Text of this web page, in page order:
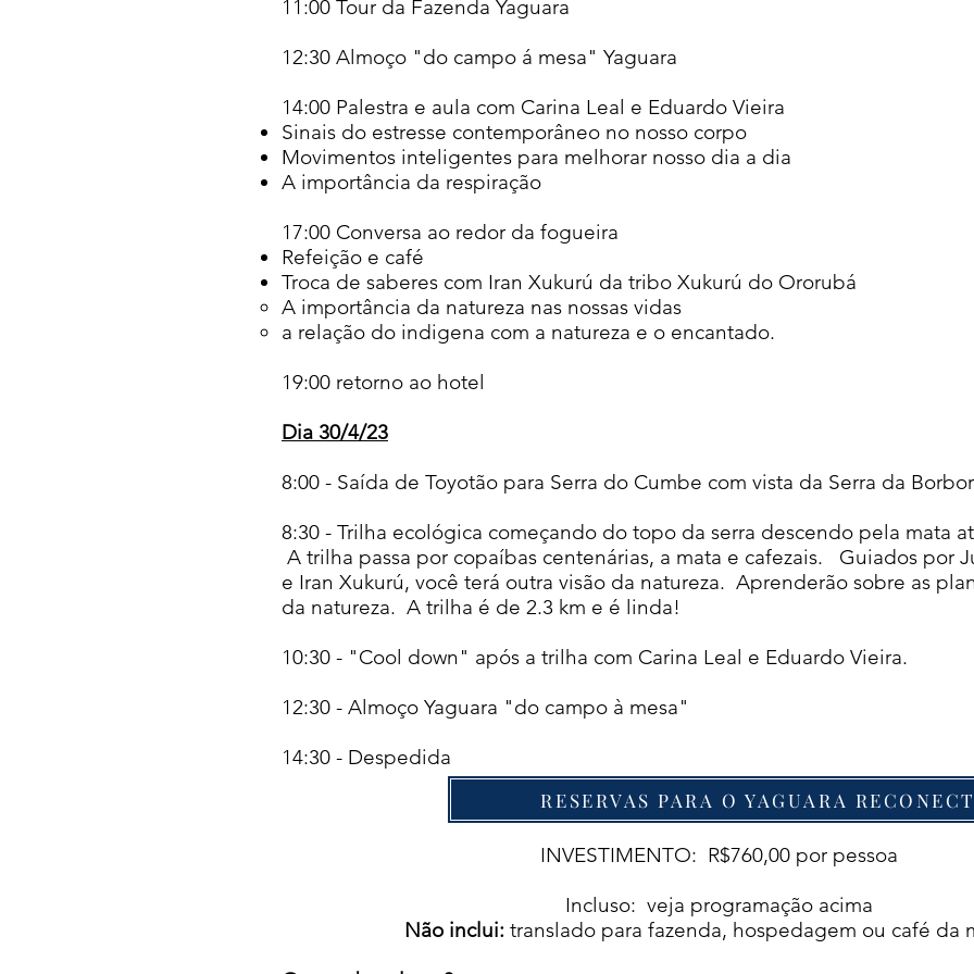
11:00 Tour da Fazenda Yaguara
12:30 Almoço "do campo á mesa" Yaguara
14:00 Palestra e aula com Carina Leal e Eduardo Vieira
Sinais do estresse contemporâneo no nosso corpo​
Movimentos inteligentes para melhorar nosso dia a dia
A importância da respiração
17:00 Conversa ao redor da fogueira
Refeição e café​
Troca de saberes com Iran Xukurú da tribo Xukurú do Ororubá
A importância da natureza nas nossas vidas​
a relação do indigena com a natureza e o encantado.
19:00 retorno ao hotel
Dia 30/4/23
8:00 - Saída de Toyotão para Serra do Cumbe com vista da Serra da
8:30 - Trilha ecológica começando do topo da serra descendo pela mata
A trilha passa por copaíbas centenárias, a mata e cafezais. Guiados por
e Iran Xukurú, você terá outra visão da natureza. Aprenderão sobre as
da natureza. A trilha é de 2.3 km e é linda!
10:30 - "Cool down" após a trilha com Carina Leal e Eduardo Vieira.
12:30 - Almoço Yaguara "do campo à mesa"
14:30 - Despedida
INVESTIMENTO: R$760,00 por pessoa
Incluso: veja programação acima
Não inclui: translado para fazenda, hospedagem ou café da
RESERVAS PARA O YAGUARA